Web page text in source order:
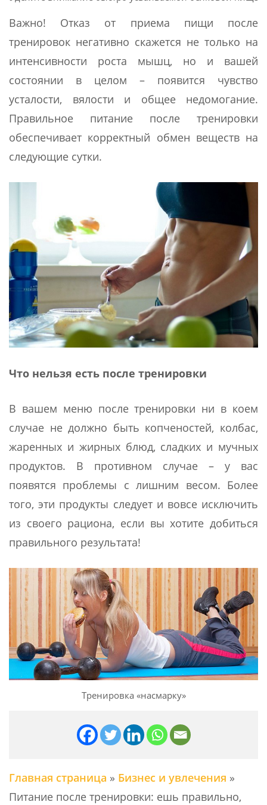
Важно! Отказ от приема пищи после
тренировок негативно скажется не только на
интенсивности роста мышц, но и вашей
состоянии в целом – появится чувство
усталости, вялости и общее недомогание.
Правильное питание после тренировки
обеспечивает корректный обмен веществ на
следующие сутки.
Что нельзя есть после тренировки
В вашем меню после тренировки ни в коем
случае не должно быть копченостей, колбас,
жаренных и жирных блюд, сладких и мучных
продуктов. В противном случае – у вас
появятся проблемы с лишним весом. Более
того, эти продукты следует и вовсе исключить
из своего рациона, если вы хотите добиться
правильного результата!
Тренировка «насмарку»
Главная страница » Бизнес и увлечения »
Питание после тренировки: ешь правильно,